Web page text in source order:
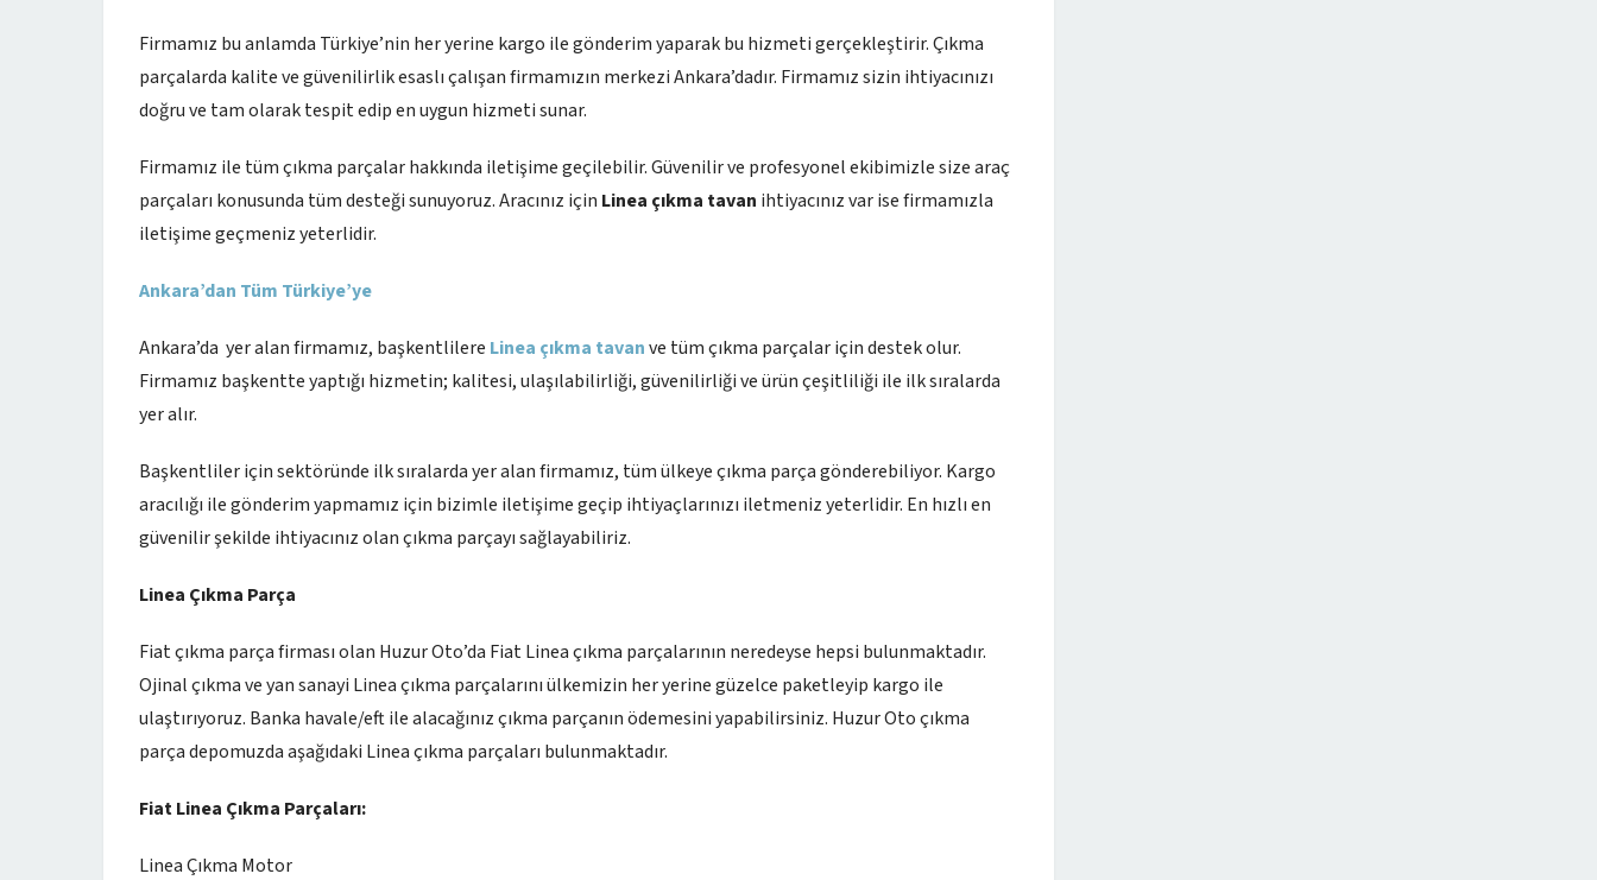
Firmamız bu anlamda Türkiye’nin her yerine kargo ile gönderim yaparak bu hizmeti gerçekleştirir. Çıkma
parçalarda kalite ve güvenilirlik esaslı çalışan firmamızın merkezi Ankara’dadır. Firmamız sizin ihtiyacınızı
doğru ve tam olarak tespit edip en uygun hizmeti sunar.
Firmamız ile tüm çıkma parçalar hakkında iletişime geçilebilir. Güvenilir ve profesyonel ekibimizle size araç
parçaları konusunda tüm desteği sunuyoruz. Aracınız için Linea çıkma tavan ihtiyacınız var ise firmamızla
iletişime geçmeniz yeterlidir.
Ankara’dan Tüm Türkiye’ye
Ankara’da yer alan firmamız, başkentlilere Linea çıkma tavanve tüm çıkma parçalar için destek olur.
Firmamız başkentte yaptığı hizmetin; kalitesi, ulaşılabilirliği, güvenilirliği ve ürün çeşitliliği ile ilk sıralarda
yer alır.
Başkentliler için sektöründe ilk sıralarda yer alan firmamız, tüm ülkeye çıkma parça gönderebiliyor. Kargo
aracılığı ile gönderim yapmamız için bizimle iletişime geçip ihtiyaçlarınızı iletmeniz yeterlidir. En hızlı en
güvenilir şekilde ihtiyacınız olan çıkma parçayı sağlayabiliriz.
Linea Çıkma Parça
Fiat çıkma parça firması olan Huzur Oto’da Fiat Linea çıkma parçalarının neredeyse hepsi bulunmaktadır.
Ojinal çıkma ve yan sanayi Linea çıkma parçalarını ülkemizin her yerine güzelce paketleyip kargo ile
ulaştırıyoruz. Banka havale/eft ile alacağınız çıkma parçanın ödemesini yapabilirsiniz. Huzur Oto çıkma
parça depomuzda aşağıdaki Linea çıkma parçaları bulunmaktadır.
Fiat Linea Çıkma Parçaları:
Linea Çıkma Motor